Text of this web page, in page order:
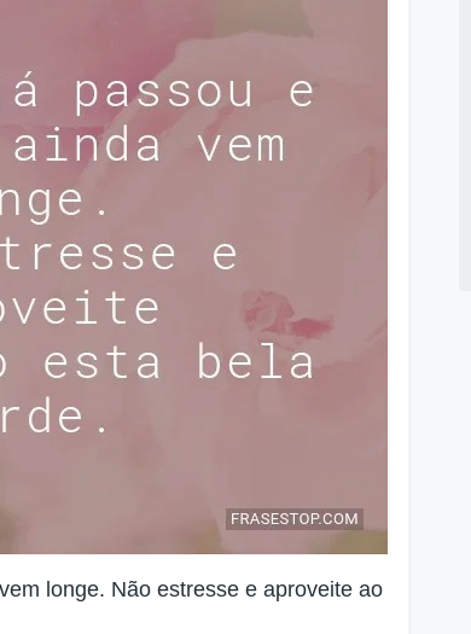
longe. Não estresse e aproveite ao